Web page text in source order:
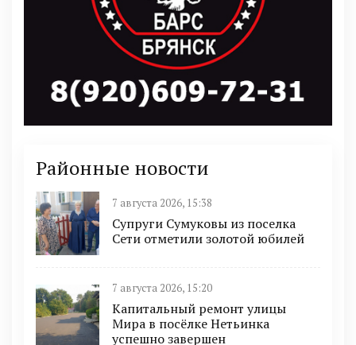
Районные новости
7 августа 2026, 15:38
Супруги Сумуковы из поселка
Сети отметили золотой юбилей
7 августа 2026, 15:20
Капитальный ремонт улицы
Мира в посёлке Нетьинка
успешно завершен